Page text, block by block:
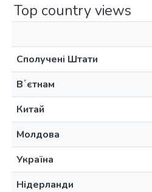
Top country views
Сполучені Штати
Вʼєтнам
Китай
Молдова
Україна
Нідерланди